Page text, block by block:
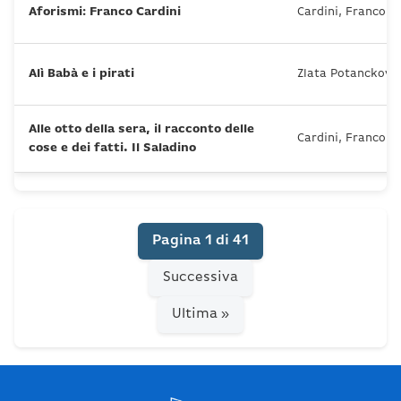
Aforismi: Franco Cardini Cardini, Franco
Alì Babà e i pirati Zlata Potanckova
Alle otto della sera, il racconto delle
cose e dei fatti. Il Saladino
Cardini, Franco
Pagina 1 di 41
Successiva
Ultima »